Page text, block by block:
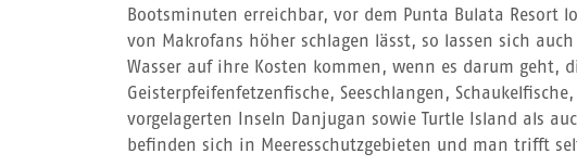
Bootsminuten erreichbar, vor dem Punta Bulata Resort
von Makrofans höher schlagen lässt, so lassen sich
Wasser auf ihre Kosten kommen, wenn es darum geht,
Geisterpfeifenfetzenfische, Seeschlangen,
vorgelagerten Inseln Danjugan sowie Turtle Island als
befinden sich in Meeresschutzgebieten und man trifft